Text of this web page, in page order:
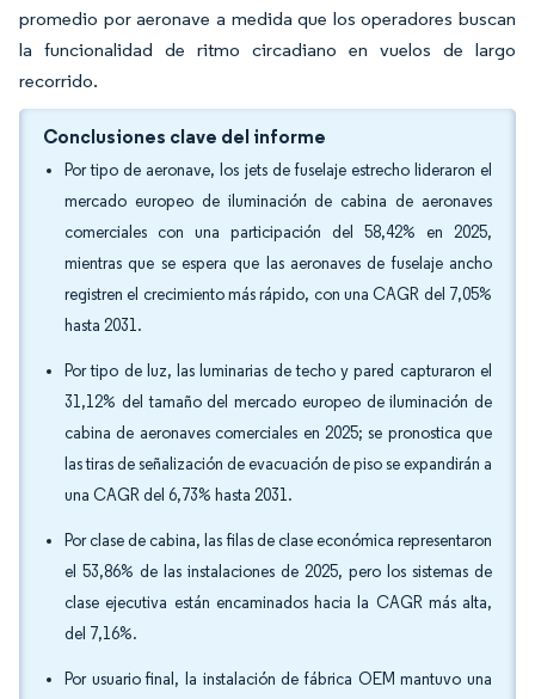
promedio por aeronave a medida que los operadores buscan
la funcionalidad de ritmo circadiano en vuelos de largo
recorrido.
Conclusiones clave del informe
Por tipo de aeronave, los jets de fuselaje estrecho lideraron el
mercado europeo de iluminación de cabina de aeronaves
comerciales con una participación del 58,42% en 2025,
mientras que se espera que las aeronaves de fuselaje ancho
registren el crecimiento más rápido, con una CAGR del 7,05%
hasta 2031.
Por tipo de luz, las luminarias de techo y pared capturaron el
31,12% del tamaño del mercado europeo de iluminación de
cabina de aeronaves comerciales en 2025; se pronostica que
las tiras de señalización de evacuación de piso se expandirán a
una CAGR del 6,73% hasta 2031.
Por clase de cabina, las filas de clase económica representaron
el 53,86% de las instalaciones de 2025, pero los sistemas de
clase ejecutiva están encaminados hacia la CAGR más alta,
del 7,16%.
Por usuario final, la instalación de fábrica OEM mantuvo una